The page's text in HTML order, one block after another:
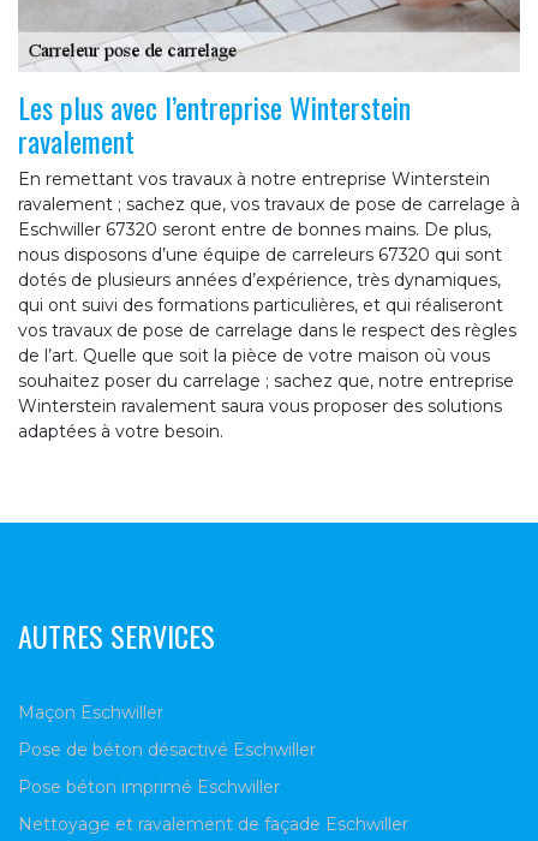
Les plus avec l’entreprise Winterstein
ravalement
En remettant vos travaux à notre entreprise Winterstein
ravalement ; sachez que, vos travaux de pose de carrelage à
Eschwiller 67320 seront entre de bonnes mains. De plus,
nous disposons d’une équipe de carreleurs 67320 qui sont
dotés de plusieurs années d’expérience, très dynamiques,
qui ont suivi des formations particulières, et qui réaliseront
vos travaux de pose de carrelage dans le respect des règles
de l’art. Quelle que soit la pièce de votre maison où vous
souhaitez poser du carrelage ; sachez que, notre entreprise
Winterstein ravalement saura vous proposer des solutions
adaptées à votre besoin.
AUTRES SERVICES
Maçon Eschwiller
Pose de béton désactivé Eschwiller
Pose béton imprimé Eschwiller
Nettoyage et ravalement de façade Eschwiller